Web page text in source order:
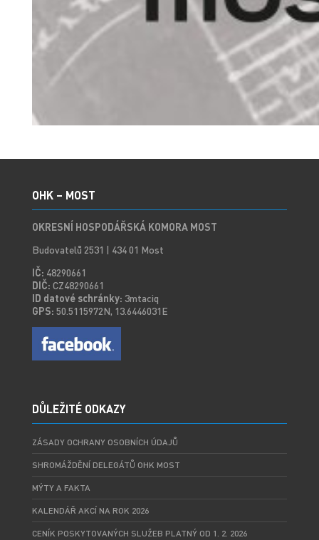
OHK – MOST
OKRESNÍ HOSPODÁŘSKÁ KOMORA MOST
Budovatelů 2531 | 434 01 Most
IČ: 48290661
DIČ: CZ48290661
ID datové schránky: 3mtaciq
GPS: 50.5115972N, 13.6446031E
DŮLEŽITÉ ODKAZY
ZÁSADY OCHRANY OSOBNÍCH ÚDAJŮ
SHROMÁŽDĚNÍ DELEGÁTŮ OHK MOST
MÝTY A FAKTA
KALENDÁŘ AKCÍ NA ROK 2026
CENÍK POSKYTOVANÝCH SLUŽEB PLATNÝ OD 1. 2. 2026